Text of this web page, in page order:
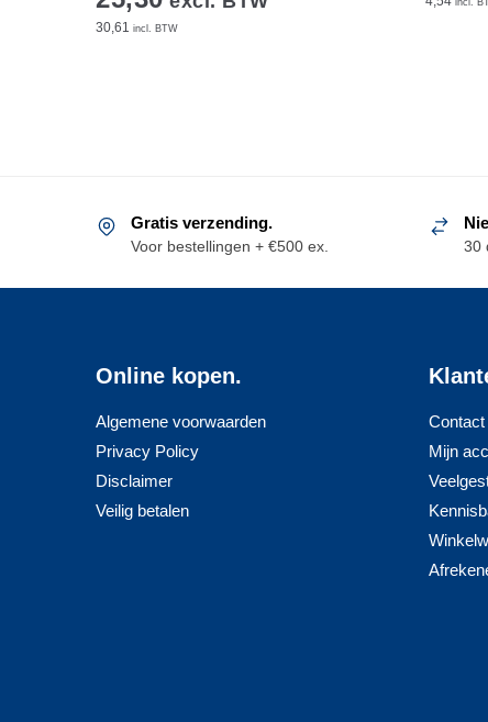
30,61 incl. BTW
Gratis verzending.
Voor bestellingen + €500 ex. 30
Online kopen.
Algemene voorwaarden
Privacy Policy
Disclaimer
Veilig betalen
Contact
Mijn